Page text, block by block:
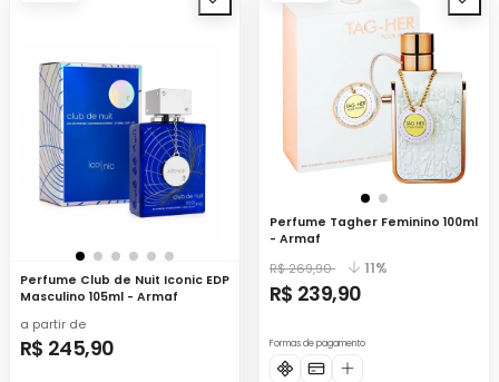
Perfume Club de Nuit Iconic EDP
Masculino 105ml - Armaf
a partir de
R$ 245,90
Perfume Tagher Feminino 100ml
- Armaf
R$ 269,90 11%
R$ 239,90
Formas de pagamento